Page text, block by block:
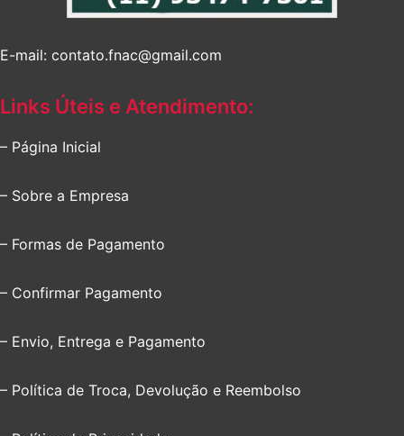
E-mail: contato.fnac@gmail.com
Links Úteis e Atendimento:
– Página Inicial
– Sobre a Empresa
– Formas de Pagamento
– Confirmar Pagamento
– Envio, Entrega e Pagamento
– Política de Troca, Devolução e Reembolso